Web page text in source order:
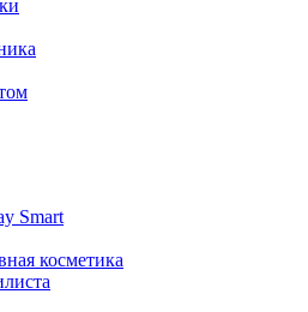
Smart
косметика